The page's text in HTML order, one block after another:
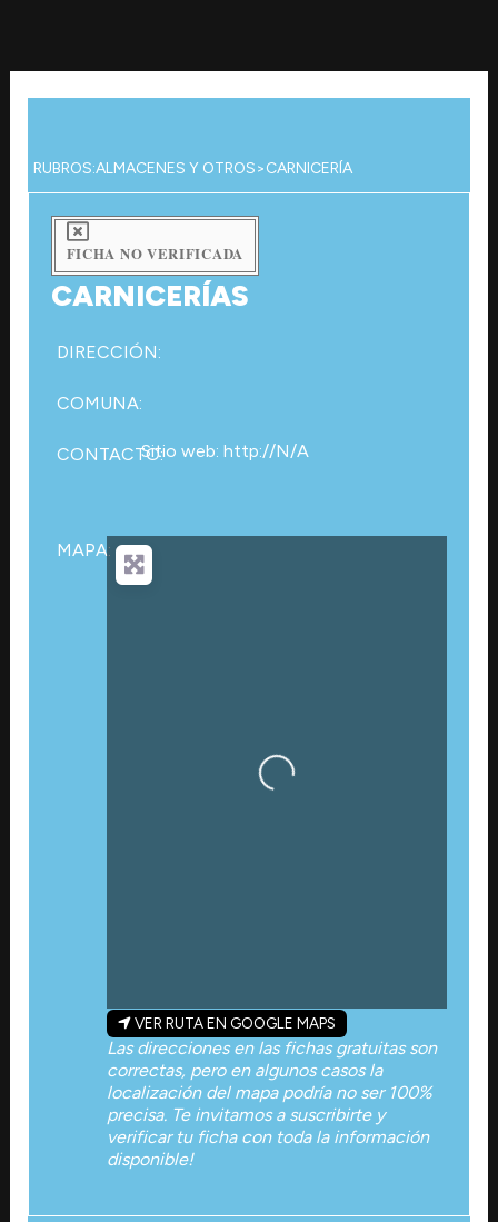
contenido
RUBROS:ALMACENES Y OTROS>CARNICERÍA
FICHA NO VERIFICADA
CARNICERÍAS
DIRECCIÓN:
COMUNA:
CONTACTO:Sitio web: http://N/A
MAPA:
Cargando…
VER RUTA EN GOOGLE MAPS
Las direcciones en las fichas gratuitas son
correctas, pero en algunos casos la
localización del mapa podría no ser 100%
precisa. Te invitamos a suscribirte y
verificar tu ficha con toda la información
disponible!